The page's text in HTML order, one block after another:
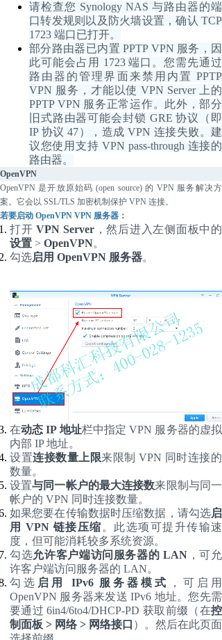
请检查您 Synology NAS 与路由器的端
口转发规则以及防火墙设置，确认 TCP
1723 端口已打开。
部分路由器已内置 PPTP VPN 服务，因
此可能会占用 1723 端口。您需先通过
路由器的管理界面来禁用内置 PPTP
VPN 服务，才能以使 VPN Server 上的
PPTP VPN 服务正常运作。此外，部分
旧式路由器可能会封锁 GRE 协议（即
IP 协议 47），造成 VPN 连接失败。建
议您使用支持 VPN pass-through 连接的
路由器。
OpenVPN
OpenVPN 是开放原始码 (open source) 的 VPN 服务解决方
案。它会以 SSL/TLS 加密机制保护 VPN 连接。
若要启动 OpenVPN VPN 服务器：
打开 VPN Server，然后进入左侧面板中的
设置 > OpenVPN。
勾选启用 OpenVPN 服务器。
在动态 IP 地址栏中指定 VPN 服务器的虚拟
内部 IP 地址。
设置连接数量上限来限制 VPN 同时连接的
数量。
设置与同一帐户的最大连接数来限制与同一
帐户的 VPN 同时连接数量。
如果您要在传输数据时压缩数据，请勾选启
用 VPN 链接压缩 。此选项可提升传输速
度，但可能消耗较多系统资源。
勾选允许客户端访问服务器的 LAN ，可允
许客户端访问服务器的 LAN。
勾选 启用 IPv6 服务器模式
，可启用
OpenVPN 服务器来发送 IPv6 地址。您先需
要通过 6in4/6to4/DHCP-PD 获取前缀（在控
制面板 > 网络 > 网络接口 ）。然后在此页面